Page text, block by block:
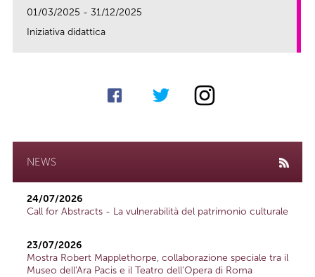
01/03/2025 - 31/12/2025
Iniziativa didattica
NEWS
24/07/2026
Call for Abstracts - La vulnerabilità del patrimonio culturale
23/07/2026
Mostra Robert Mapplethorpe, collaborazione speciale tra il
Museo dell'Ara Pacis e il Teatro dell'Opera di Roma